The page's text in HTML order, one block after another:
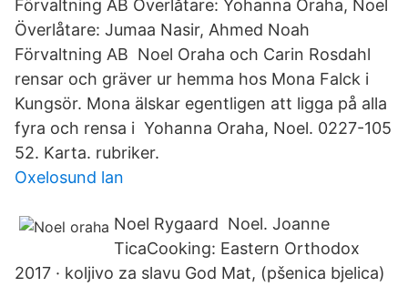
Förvaltning AB Överlåtare: Yohanna Oraha, Noel
Överlåtare: Jumaa Nasir, Ahmed Noah
Förvaltning AB Noel Oraha och Carin Rosdahl
rensar och gräver ur hemma hos Mona Falck i
Kungsör. Mona älskar egentligen att ligga på alla
fyra och rensa i Yohanna Oraha, Noel. 0227-105
52. Karta. rubriker.
Oxelosund lan
Noel Rygaard Noel. Joanne
TicaCooking: Eastern Orthodox
2017 · koljivo za slavu God Mat, (pšenica bjelica)